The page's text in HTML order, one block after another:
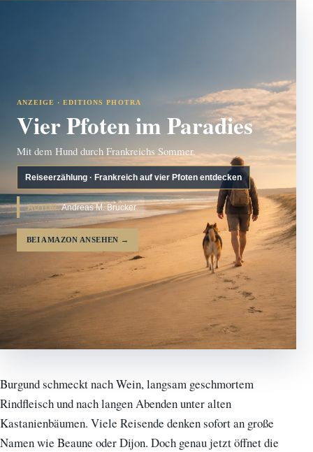
ANZEIGE · EDITIONS PHOTRA
Vier Pfoten im Paradies
Mit dem Hund durch Frankreichs Sommer.
Reiseerzählung · Frankreich auf vier Pfoten entdecken
AUTOR:Andreas M. Brucker
BEI AMAZON ANSEHEN →
Burgund schmeckt nach Wein, langsam geschmortem
Rindfleisch und nach langen Abenden unter alten
Kastanienbäumen. Viele Reisende denken sofort an große
Namen wie Beaune oder Dijon. Doch genau jetzt öffnet die